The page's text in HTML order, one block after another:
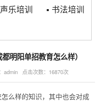
声乐培训 ▪ 书法培训
明阳单招教育怎么样）
admin 点击次数：16870次
么样的知识，其中也会对成